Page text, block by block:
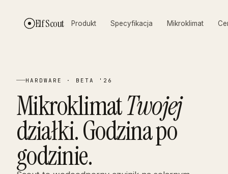
Elf Scout Produkt Specyfikacja Mikroklimat
HARDWARE · BETA '26
MikroklimatTwojej
działki. Godzina po
godzinie.